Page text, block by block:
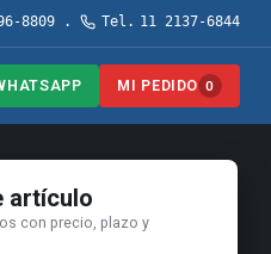
8809 · Tel. 11 2137-6844
MI PEDIDO 0
artículo
con precio, plazo y